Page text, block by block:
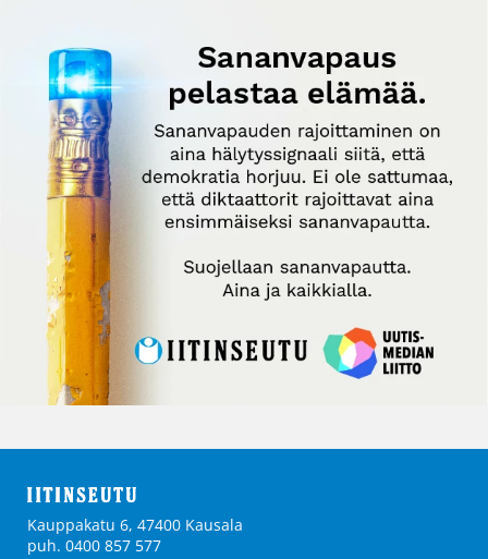
Kauppakatu 6, 47400 Kausala
puh. 0400 857 577